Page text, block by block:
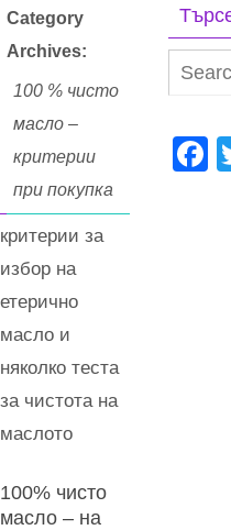
Category
Archives:
100 % чисто
масло –
критерии
при покупка
критерии за
избор на
етерично
масло и
няколко теста
за чистота на
маслото
100% чисто
масло – на
F
a